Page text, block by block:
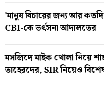
'মানুষ বিচারের জন্য আর
CBI-কে ভর্ৎসনা আদালতের
মসজিদে মাইক খোলা নিয়ে
তাহেরদের, SIR নিয়েও